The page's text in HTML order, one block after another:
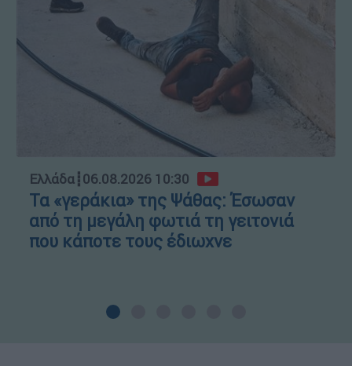
Ελλάδα┋06.08.2026 10:30
Τα «γεράκια» της Ψάθας: Έσωσαν
από τη μεγάλη φωτιά τη γειτονιά
που κάποτε τους έδιωχνε